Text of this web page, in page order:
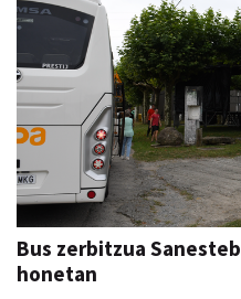
Bus zerbitzua
honetan